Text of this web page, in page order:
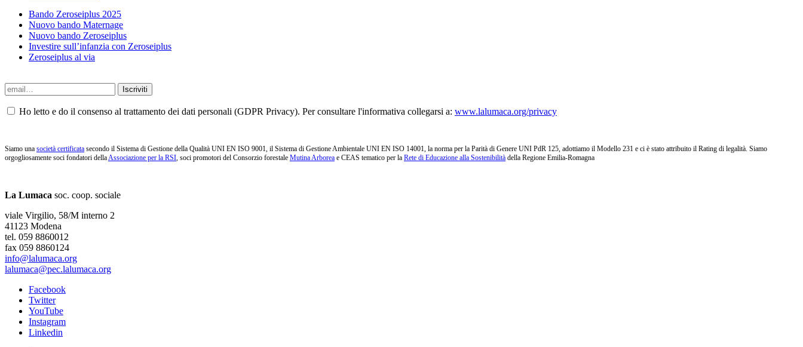
Bando Zeroseiplus 2025
Nuovo bando Maternage
Nuovo bando Zeroseiplus
Investire sull’infanzia con Zeroseiplus
Zeroseiplus al via
Ho letto e do il consenso al trattamento dei dati personali (GDPR Privacy). Per consultare l'informativa collegarsi a: www.lalumaca.org/privacy
Siamo una società certificata secondo il Sistema di Gestione della Qualità UNI EN ISO 9001, il Sistema di Gestione Ambientale UNI EN ISO 14001, la norma per la Parità di Genere UNI PdR 125, adottiamo il Modello 231 e ci è stato attribuito il Rating di legalità. Siamo
orgogliosamente soci fondatori dellaAssociazione per la RSI, soci promotori del Consorzio forestale Mutina Arborea e CEAS tematico per la Rete di Educazione alla Sostenibilità della Regione Emilia-Romagna
La Lumaca soc. coop. sociale
viale Virgilio, 58/M interno 2
41123 Modena
tel. 059 8860012
fax 059 8860124
info@lalumaca.org
lalumaca@pec.lalumaca.org
Facebook
Twitter
YouTube
Instagram
Linkedin